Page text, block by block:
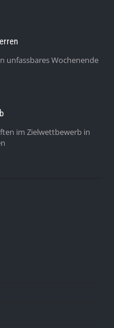
unfassbares Wochenende
im Zielwettbewerb in